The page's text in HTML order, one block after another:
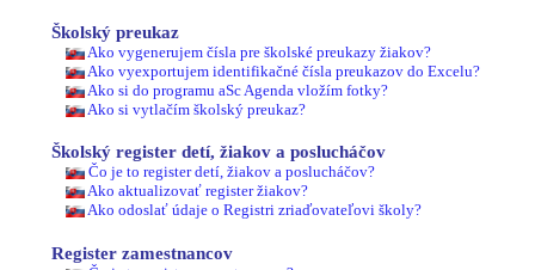
Školský preukaz
Ako vygenerujem čísla pre školské preukazy žiakov?
Ako vyexportujem identifikačné čísla preukazov do Excelu?
Ako si do programu aSc Agenda vložím fotky?
Ako si vytlačím školský preukaz?
Školský register detí, žiakov a poslucháčov
Čo je to register detí, žiakov a poslucháčov?
Ako aktualizovať register žiakov?
Ako odoslať údaje o Registri zriaďovateľovi školy?
Register zamestnancov